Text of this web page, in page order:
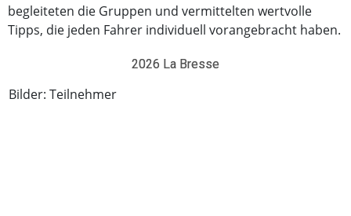
begleiteten die Gruppen und vermittelten wertvolle
Tipps, die jeden Fahrer individuell vorangebracht haben.
2026 La Bresse
Bilder: Teilnehmer